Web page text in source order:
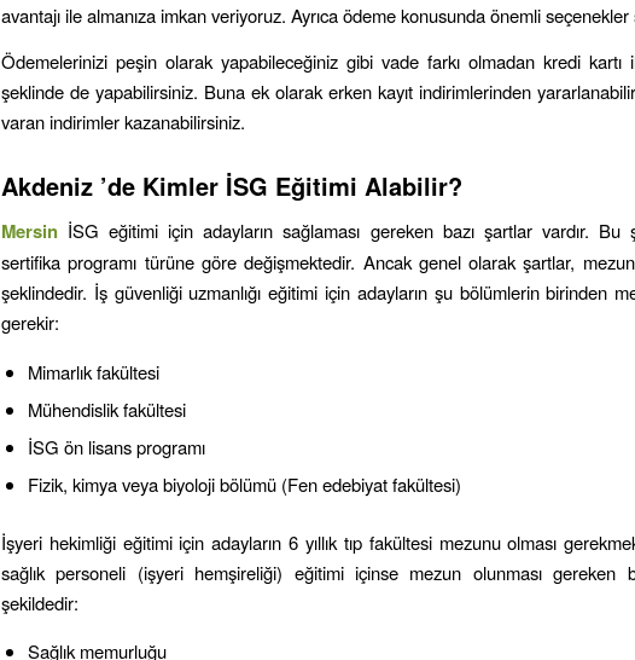
avantajı ile almanıza imkan veriyoruz. Ayrıca ödeme konusunda önemli
Ödemelerinizi peşin olarak yapabileceğiniz gibi vade farkı olmadan kredi kartı
şeklinde de yapabilirsiniz. Buna ek olarak erken kayıt indirimlerinden
varan indirimler kazanabilirsiniz.
Akdeniz ’de Kimler İSG Eğitimi Alabilir?
Mersin İSG eğitimi için adayların sağlaması gereken bazı şartlar vardır. Bu
sertifika programı türüne göre değişmektedir. Ancak genel olarak şartlar,
şeklindedir. İş güvenliği uzmanlığı eğitimi için adayların şu bölümlerin birinden
gerekir:
Mimarlık fakültesi
Mühendislik fakültesi
İSG ön lisans programı
Fizik, kimya veya biyoloji bölümü (Fen edebiyat fakültesi)
İşyeri hekimliği eğitimi için adayların 6 yıllık tıp fakültesi mezunu olması
sağlık personeli (işyeri hemşireliği) eğitimi içinse mezun olunması gereken
şekildedir:
Sağlık memurluğu